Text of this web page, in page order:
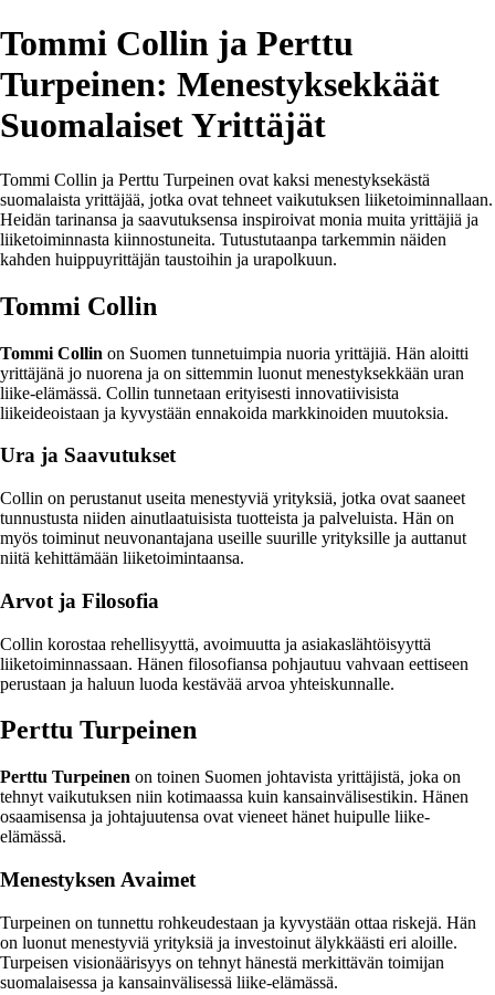
Tommi Collin ja Perttu
Turpeinen: Menestyksekkäät
Suomalaiset Yrittäjät
Tommi Collin ja Perttu Turpeinen ovat kaksi menestyksekästä
suomalaista yrittäjää, jotka ovat tehneet vaikutuksen liiketoiminnallaan.
Heidän tarinansa ja saavutuksensa inspiroivat monia muita yrittäjiä ja
liiketoiminnasta kiinnostuneita. Tutustutaanpa tarkemmin näiden
kahden huippuyrittäjän taustoihin ja urapolkuun.
Tommi Collin
Tommi Collin on Suomen tunnetuimpia nuoria yrittäjiä. Hän aloitti
yrittäjänä jo nuorena ja on sittemmin luonut menestyksekkään uran
liike-elämässä. Collin tunnetaan erityisesti innovatiivisista
liikeideoistaan ja kyvystään ennakoida markkinoiden muutoksia.
Ura ja Saavutukset
Collin on perustanut useita menestyviä yrityksiä, jotka ovat saaneet
tunnustusta niiden ainutlaatuisista tuotteista ja palveluista. Hän on
myös toiminut neuvonantajana useille suurille yrityksille ja auttanut
niitä kehittämään liiketoimintaansa.
Arvot ja Filosofia
Collin korostaa rehellisyyttä, avoimuutta ja asiakaslähtöisyyttä
liiketoiminnassaan. Hänen filosofiansa pohjautuu vahvaan eettiseen
perustaan ja haluun luoda kestävää arvoa yhteiskunnalle.
Perttu Turpeinen
Perttu Turpeinen on toinen Suomen johtavista yrittäjistä, joka on
tehnyt vaikutuksen niin kotimaassa kuin kansainvälisestikin. Hänen
osaamisensa ja johtajuutensa ovat vieneet hänet huipulle liike-
elämässä.
Menestyksen Avaimet
Turpeinen on tunnettu rohkeudestaan ja kyvystään ottaa riskejä. Hän
on luonut menestyviä yrityksiä ja investoinut älykkäästi eri aloille.
Turpeisen visionäärisyys on tehnyt hänestä merkittävän toimijan
suomalaisessa ja kansainvälisessä liike-elämässä.